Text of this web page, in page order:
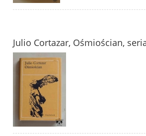
Julio Cortazar, Ośmiościan,